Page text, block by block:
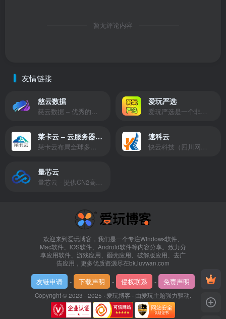
暂无评论内容
友情链接
慈云数据
慈云数据 – 优秀的云服务器服务商，提供最具有性价比的产品。慈云数据是开发者必不可少的良心云
爱玩严选
爱玩严选是一个非常有保障且性价比极高的虚拟商城，包括但不限于苹果证书、技术指导、会员充值等多种虚拟服务！
莱卡云 – 云服务器提供商
莱卡云布局全球多个地理区域。提供服务有：境外云服务器、国内云服务器、独立服务器、服务器托管、CDN、SSL证书、游戏服务器等业务。
速科云
快云科技（四川网联快云科技有限公司）成立于2021年，主营互联网业务平台服务提供商。公司专注为用户提供低价高性能云计算产品，致力于云计算应用的易用性开发，并引导云计算在国内普及
量芯云
量芯云 - 提供CN2高速香港美国云服务器&专业高防服务器租用等云服务器供应商
欢迎来到爱玩博客，我们是一个专注Windows软件、
Mac软件、iOS软件、Android软件等内容分享。致力分
享应用软件、游戏应用、砸壳应用、破解版应用、去广
告应用，更多优质资源尽在bk.luvwan.com
友链申请 - 下载声明 - 侵权联系 - 免责声明
Copyright © 2023 - 2025 · 爱玩博客 · 由爱玩主题强力驱动.